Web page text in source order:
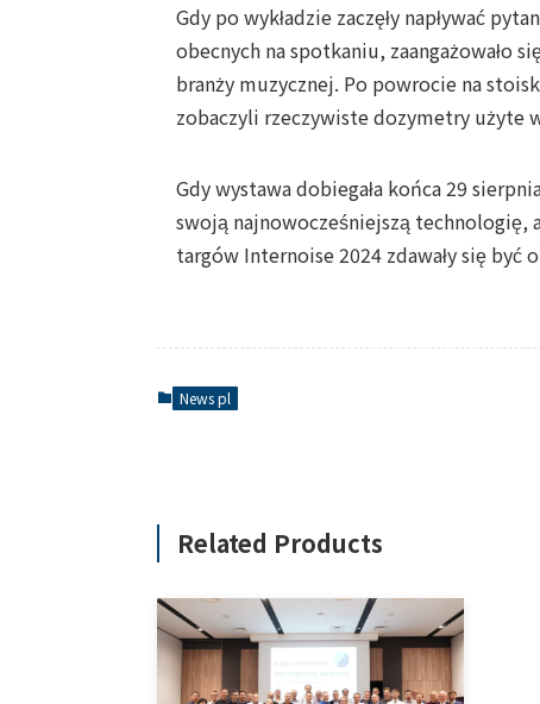
Gdy po wykładzie zaczęły napływać
obecnych na spotkaniu, zaangażowało
branży muzycznej. Po powrocie na
zobaczyli rzeczywiste dozymetry użyte
Gdy wystawa dobiegała końca 29
swoją najnowocześniejszą technologię,
targów Internoise 2024 zdawały się być
News pl
Related Products